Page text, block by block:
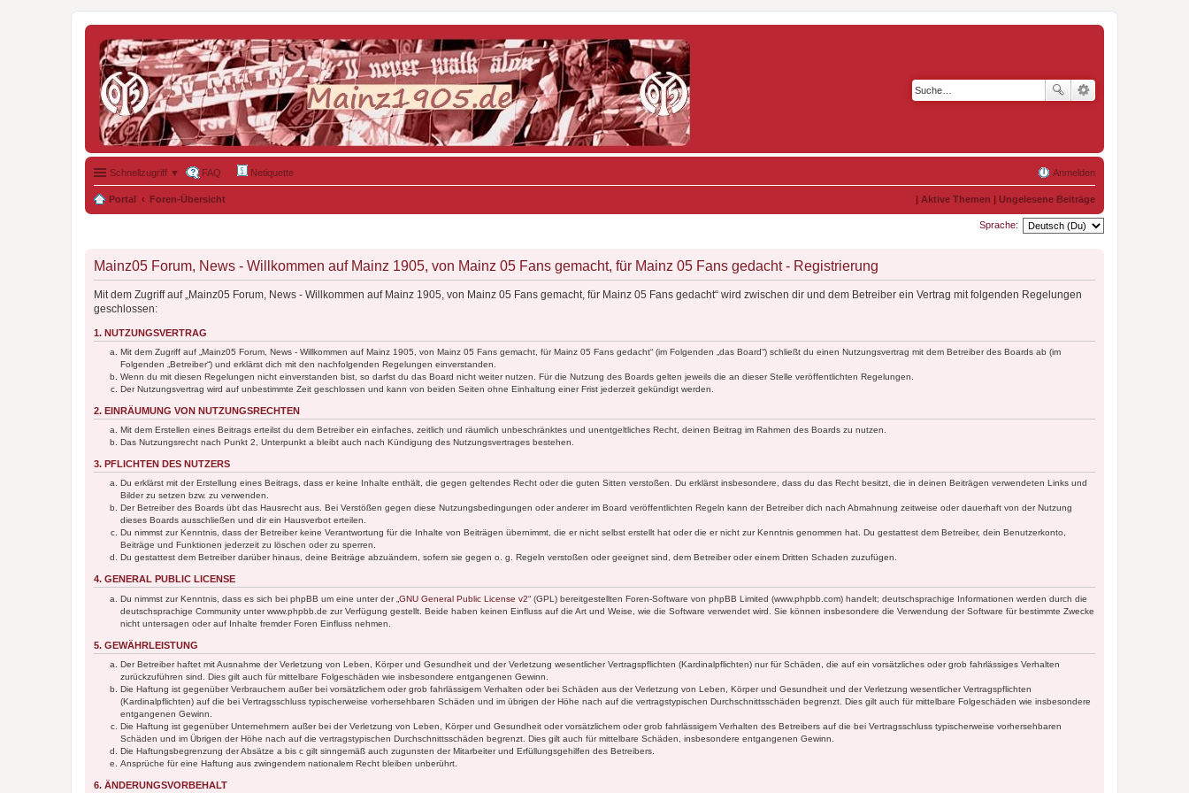
Schnellzugriff ▼ FAQ Netiquette Anmelden
Portal Foren-Übersicht | Aktive Themen | Ungelesene Beiträge
Sprache:
Mainz05 Forum, News - Willkommen auf Mainz 1905, von Mainz 05 Fans gemacht, für Mainz 05 Fans gedacht - Registrierung
Mit dem Zugriff auf „Mainz05 Forum, News - Willkommen auf Mainz 1905, von Mainz 05 Fans gemacht, für Mainz 05 Fans gedacht“ wird zwischen dir und dem Betreiber ein Vertrag mit folgenden Regelungen
geschlossen:
1. NUTZUNGSVERTRAG
Mit dem Zugriff auf „Mainz05 Forum, News - Willkommen auf Mainz 1905, von Mainz 05 Fans gemacht, für Mainz 05 Fans gedacht“ (im Folgenden „das Board“) schließt du einen Nutzungsvertrag mit dem Betreiber des Boards ab (im
Folgenden „Betreiber“) und erklärst dich mit den nachfolgenden Regelungen einverstanden.
Wenn du mit diesen Regelungen nicht einverstanden bist, so darfst du das Board nicht weiter nutzen. Für die Nutzung des Boards gelten jeweils die an dieser Stelle veröffentlichten Regelungen.
Der Nutzungsvertrag wird auf unbestimmte Zeit geschlossen und kann von beiden Seiten ohne Einhaltung einer Frist jederzeit gekündigt werden.
2. EINRÄUMUNG VON NUTZUNGSRECHTEN
Mit dem Erstellen eines Beitrags erteilst du dem Betreiber ein einfaches, zeitlich und räumlich unbeschränktes und unentgeltliches Recht, deinen Beitrag im Rahmen des Boards zu nutzen.
Das Nutzungsrecht nach Punkt 2, Unterpunkt a bleibt auch nach Kündigung des Nutzungsvertrages bestehen.
3. PFLICHTEN DES NUTZERS
Du erklärst mit der Erstellung eines Beitrags, dass er keine Inhalte enthält, die gegen geltendes Recht oder die guten Sitten verstoßen. Du erklärst insbesondere, dass du das Recht besitzt, die in deinen Beiträgen verwendeten Links und
Bilder zu setzen bzw. zu verwenden.
Der Betreiber des Boards übt das Hausrecht aus. Bei Verstößen gegen diese Nutzungsbedingungen oder anderer im Board veröffentlichten Regeln kann der Betreiber dich nach Abmahnung zeitweise oder dauerhaft von der Nutzung
dieses Boards ausschließen und dir ein Hausverbot erteilen.
Du nimmst zur Kenntnis, dass der Betreiber keine Verantwortung für die Inhalte von Beiträgen übernimmt, die er nicht selbst erstellt hat oder die er nicht zur Kenntnis genommen hat. Du gestattest dem Betreiber, dein Benutzerkonto,
Beiträge und Funktionen jederzeit zu löschen oder zu sperren.
Du gestattest dem Betreiber darüber hinaus, deine Beiträge abzuändern, sofern sie gegen o. g. Regeln verstoßen oder geeignet sind, dem Betreiber oder einem Dritten Schaden zuzufügen.
4. GENERAL PUBLIC LICENSE
Du nimmst zur Kenntnis, dass es sich bei phpBB um eine unter der „ GNU General Public License v2“ (GPL) bereitgestellten Foren-Software von phpBB Limited (www.phpbb.com) handelt; deutschsprachige Informationen werden durch die
deutschsprachige Community unter www.phpbb.de zur Verfügung gestellt. Beide haben keinen Einfluss auf die Art und Weise, wie die Software verwendet wird. Sie können insbesondere die Verwendung der Software für bestimmte Zwecke
nicht untersagen oder auf Inhalte fremder Foren Einfluss nehmen.
5. GEWÄHRLEISTUNG
Der Betreiber haftet mit Ausnahme der Verletzung von Leben, Körper und Gesundheit und der Verletzung wesentlicher Vertragspflichten (Kardinalpflichten) nur für Schäden, die auf ein vorsätzliches oder grob fahrlässiges Verhalten
zurückzuführen sind. Dies gilt auch für mittelbare Folgeschäden wie insbesondere entgangenen Gewinn.
Die Haftung ist gegenüber Verbrauchern außer bei vorsätzlichem oder grob fahrlässigem Verhalten oder bei Schäden aus der Verletzung von Leben, Körper und Gesundheit und der Verletzung wesentlicher Vertragspflichten
(Kardinalpflichten) auf die bei Vertragsschluss typischerweise vorhersehbaren Schäden und im übrigen der Höhe nach auf die vertragstypischen Durchschnittsschäden begrenzt. Dies gilt auch für mittelbare Folgeschäden wie insbesondere
entgangenen Gewinn.
Die Haftung ist gegenüber Unternehmern außer bei der Verletzung von Leben, Körper und Gesundheit oder vorsätzlichem oder grob fahrlässigem Verhalten des Betreibers auf die bei Vertragsschluss typischerweise vorhersehbaren
Schäden und im Übrigen der Höhe nach auf die vertragstypischen Durchschnittsschäden begrenzt. Dies gilt auch für mittelbare Schäden, insbesondere entgangenen Gewinn.
Die Haftungsbegrenzung der Absätze a bis c gilt sinngemäß auch zugunsten der Mitarbeiter und Erfüllungsgehilfen des Betreibers.
Ansprüche für eine Haftung aus zwingendem nationalem Recht bleiben unberührt.
6. ÄNDERUNGSVORBEHALT